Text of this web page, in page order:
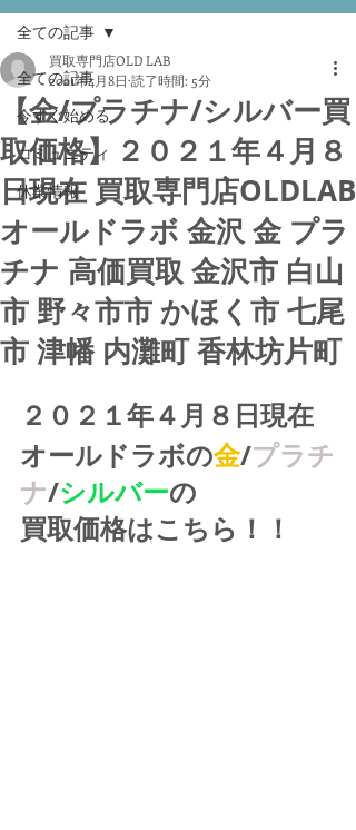
全ての記事
今すぐ始める
コミュニティ
休業情報
全ての記事
【金/プラチナ/シルバー買
取価格】２０２１年４月８
日現在 買取専門店OLDLAB
オールドラボ 金沢 金 プラ
チナ 高価買取 金沢市 白山
市 野々市市 かほく市 七尾
市 津幡 内灘町 香林坊片町
買取専門店OLD LAB
2021年4月8日 読了時間: 5分
２０２１年４月８日現在
オールドラボの金/プラチ
ナ/シルバーの
買取価格はこちら！！